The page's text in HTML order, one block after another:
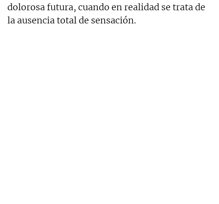
dolorosa futura, cuando en realidad se trata de
la ausencia total de sensación.